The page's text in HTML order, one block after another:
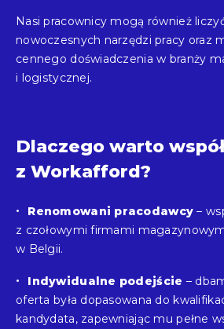
Nasi pracownicy mogą również
nowoczesnych narzędzi pracy oraz
cennego doświadczenia w branży
i logistycznej.
Dlaczego warto
z Workafford?
Renomowani pracodawcy –
z czołowymi firmami
w Belgii.
Indywidualne podejście –
oferta była dopasowana do
kandydata, zapewniając mu pełne